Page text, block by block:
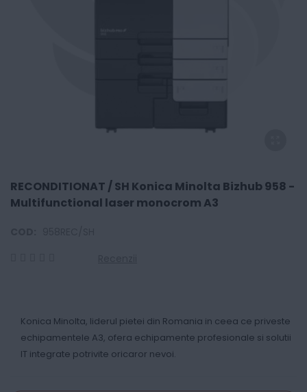
RECONDITIONAT / SH Konica Minolta Bizhub 958 -
Multifunctional laser monocrom A3
Konica Minolta, liderul pietei din Romania in ceea ce priveste
echipamentele A3, ofera echipamente profesionale si solutii
IT integrate potrivite oricaror nevoi.